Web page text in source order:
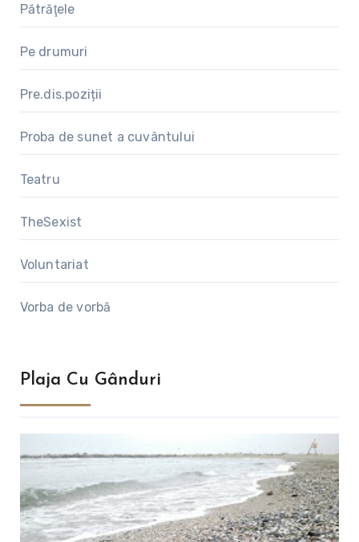
Pătrăţele
Pe drumuri
Pre.dis.poziții
Proba de sunet a cuvântului
Teatru
TheSexist
Voluntariat
Vorba de vorbă
Plaja Cu Gânduri